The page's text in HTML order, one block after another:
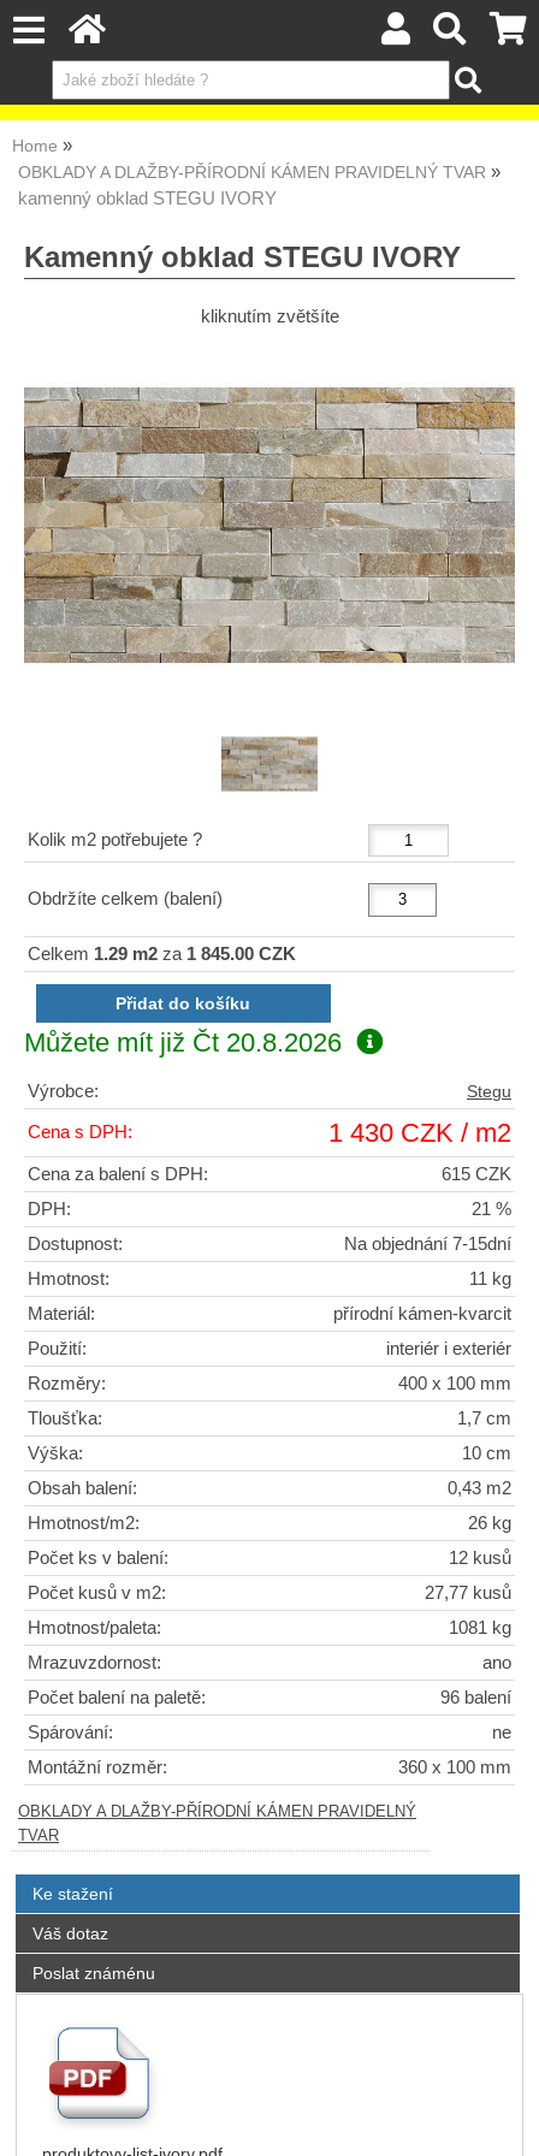
Home
OBKLADY A DLAŽBY-PŘÍRODNÍ KÁMEN PRAVIDELNÝ TVAR
kamenný obklad STEGU IVORY
Kamenný obklad STEGU IVORY
kliknutím zvětšíte
Kolik m2 potřebujete ?
Obdržíte celkem (balení)
Celkem 1.29 m2 za 1 845.00 CZK
Můžete mít již Čt 20.8.2026
Výrobce: Stegu
Cena s DPH: 1 430 CZK / m2
Cena za balení s DPH:
615 CZK
DPH:
21 %
Dostupnost:
Na objednání 7-15dní
Hmotnost:
11 kg
Materiál:
přírodní kámen-kvarcit
Použití:
interiér i exteriér
Rozměry:
400 x 100 mm
Tloušťka:
1,7 cm
Výška:
10 cm
Obsah balení:
0,43 m2
Hmotnost/m2:
26 kg
Počet ks v balení:
12 kusů
Počet kusů v m2:
27,77 kusů
Hmotnost/paleta:
1081 kg
Mrazuvzdornost:
ano
Počet balení na paletě:
96 balení
Spárování:
ne
Montážní rozměr:
360 x 100 mm
OBKLADY A DLAŽBY-PŘÍRODNÍ KÁMEN PRAVIDELNÝ
TVAR
Ke stažení
Váš dotaz
Poslat známénu